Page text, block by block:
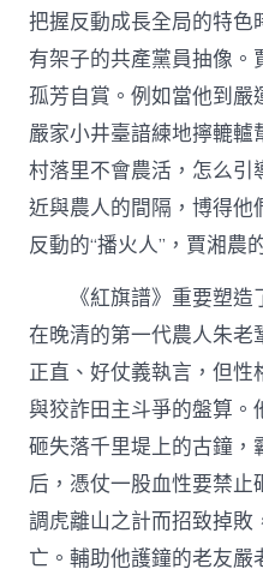
把握反動成長全局的特
有架子的共產黨員抽像。
孤芳自賞。例如當他到
嚴家小井臺諳練地擰轆轤
村落里不會農活，怎么引
近與農人的間隔，博得他
反動的“播火人”，賈湘農
《紅旗譜》重要塑
在晚清的第一代農人朱
正直、好仗義執言，但
與狡詐田主斗爭的盤算
砸失落千里堤上的古鐘，
后，憑仗一股血性要禁
調虎離山之計而招致掉敗
亡。輔助他護鐘的老友嚴